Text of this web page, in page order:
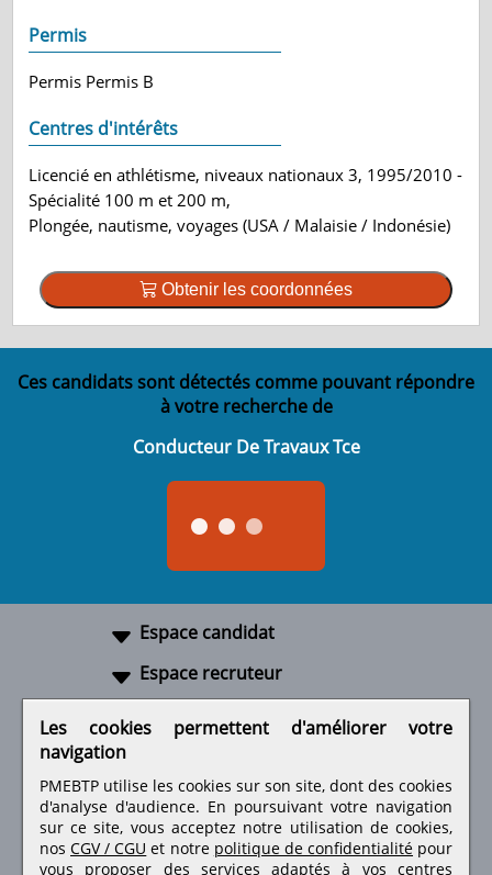
Permis
Permis Permis B
Centres d'intérêts
Licencié en athlétisme, niveaux nationaux 3, 1995/2010 -
Spécialité 100 m et 200 m,
Plongée, nautisme, voyages (USA / Malaisie / Indonésie)
Obtenir les coordonnées
Ces candidats sont détectés comme pouvant répondre
à votre recherche de
Conducteur De Travaux Tce
Espace candidat
Espace recruteur
Retrouvez-nous sur les réseaux sociaux
Les cookies permettent d'améliorer votre
navigation
PMEBTP utilise les cookies sur son site, dont des cookies
d'analyse d'audience. En poursuivant votre navigation
sur ce site, vous acceptez notre utilisation de cookies,
nos CGV / CGU et notre politique de confidentialité pour
vous proposer des services adaptés à vos centres